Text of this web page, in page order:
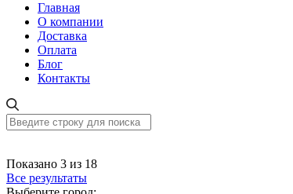
Главная
О компании
Доставка
Оплата
Блог
Контакты
Показано 3 из 18
Все результаты